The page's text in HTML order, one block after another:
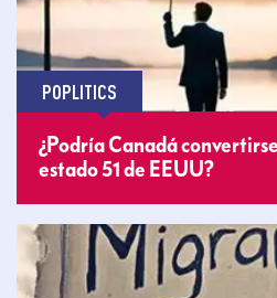
POPLITICS
¿Podría Canadá
estado 51 de EEUU?